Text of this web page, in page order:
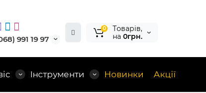
991 19 97
0
Tоварів,
на 0грн.
Інструменти Новинки Акції